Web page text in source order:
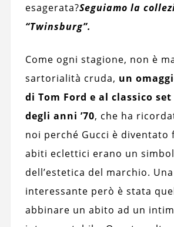
esagerata?Seguiamo la
“Twinsburg”.
Come ogni stagione, non è
sartorialità cruda, un
di Tom Ford e al classico
degli anni ’70, che ha
noi perché Gucci è diventato
abiti eclettici erano un
dell’estetica del marchio.
interessante però è stata
abbinare un abito ad un